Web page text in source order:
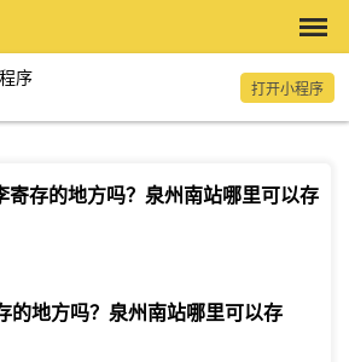
序
打开小程序
寄存的地方吗？泉州南站哪里可以存
的地方吗？泉州南站哪里可以存